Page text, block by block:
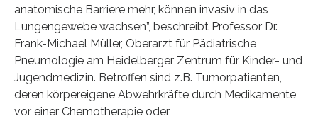
anatomische Barriere mehr, können invasiv in das
Lungengewebe wachsen”, beschreibt Professor Dr.
Frank-Michael Müller, Oberarzt für Pädiatrische
Pneumologie am Heidelberger Zentrum für Kinder- und
Jugendmedizin. Betroffen sind z.B. Tumorpatienten,
deren körpereigene Abwehrkräfte durch Medikamente
vor einer Chemotherapie oder